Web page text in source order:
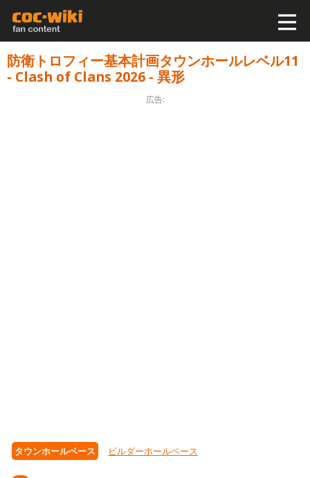
防衛トロフィー基本計画タウンホールレベル11
- Clash of Clans 2026 - 異形
広告:
タウンホールベース ビルダーホールベース